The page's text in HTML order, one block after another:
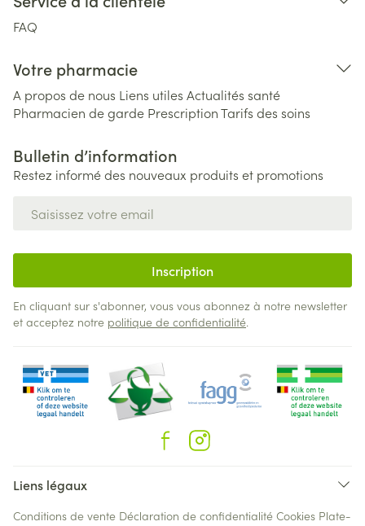
FAQ
Votre pharmacie
A propos de nous Liens utiles Actualités santé
Pharmacien de garde PrescriptionTarifs des soins
Bulletin d’information
Restez informé des nouveaux produits et promotions
Inscription
En cliquant sur s'abonner, vous vous abonnez à notre newsletter
et acceptez notre politique de confidentialité.
Liens légaux
Conditions de vente Déclaration de confidentialité Cookies Plate-